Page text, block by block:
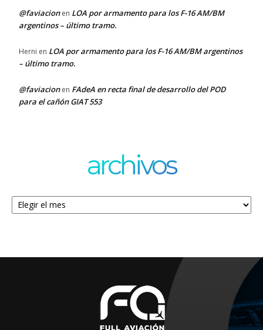
@faviacionen LOA por armamento para los F-16 AM/BM
argentinos – último tramo.
Herni en LOA por armamento para los F-16 AM/BM argentinos
– último tramo.
@faviacionen FAdeA en recta final de desarrollo del POD
para el cañón GIAT 553
archivos
Archivos